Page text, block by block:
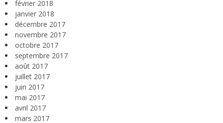
février 2018
janvier 2018
décembre 2017
novembre 2017
octobre 2017
septembre 2017
août 2017
juillet 2017
juin 2017
mai 2017
avril 2017
mars 2017